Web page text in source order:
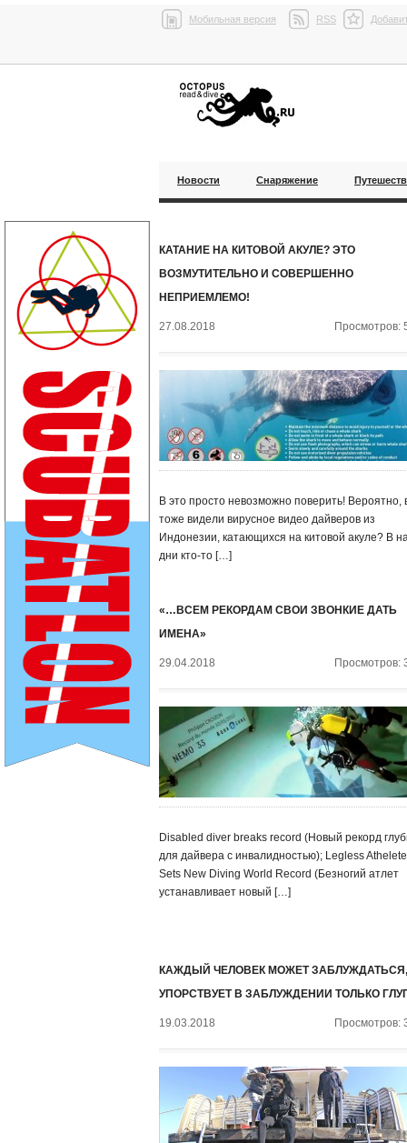
Мобильная версия RSS
Новости Снаряжение
КАТАНИЕ НА КИТОВОЙ АКУЛЕ? ЭТО
ВОЗМУТИТЕЛЬНО И СОВЕРШЕННО
НЕПРИЕМЛЕМО!
27.08.2018 Просмотров:
В это просто невозможно поверить! Вероятно,
тоже видели вирусное видео дайверов из
Индонезии, катающихся на китовой акуле? В
дни кто-то […]
«…ВСЕМ РЕКОРДАМ СВОИ ЗВОНКИЕ ДАТЬ
ИМЕНА»
29.04.2018 Просмотров:
Disabled diver breaks record (Новый рекорд
для дайвера с инвалидностью); Legless Athelete
Sets New Diving World Record (Безногий атлет
устанавливает новый […]
КАЖДЫЙ ЧЕЛОВЕК МОЖЕТ
УПОРСТВУЕТ В ЗАБЛУЖДЕНИИ ТОЛЬКО
19.03.2018 Просмотров: